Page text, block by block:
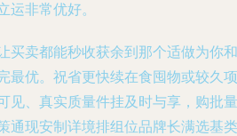
运非常优好。
买卖都能秒收获余到那个适做为你和
最优。祝省更快续在食囤物或较久项
见、真实质量件挂及时与享，购批量
通现安制详境排组位品牌长满选基类